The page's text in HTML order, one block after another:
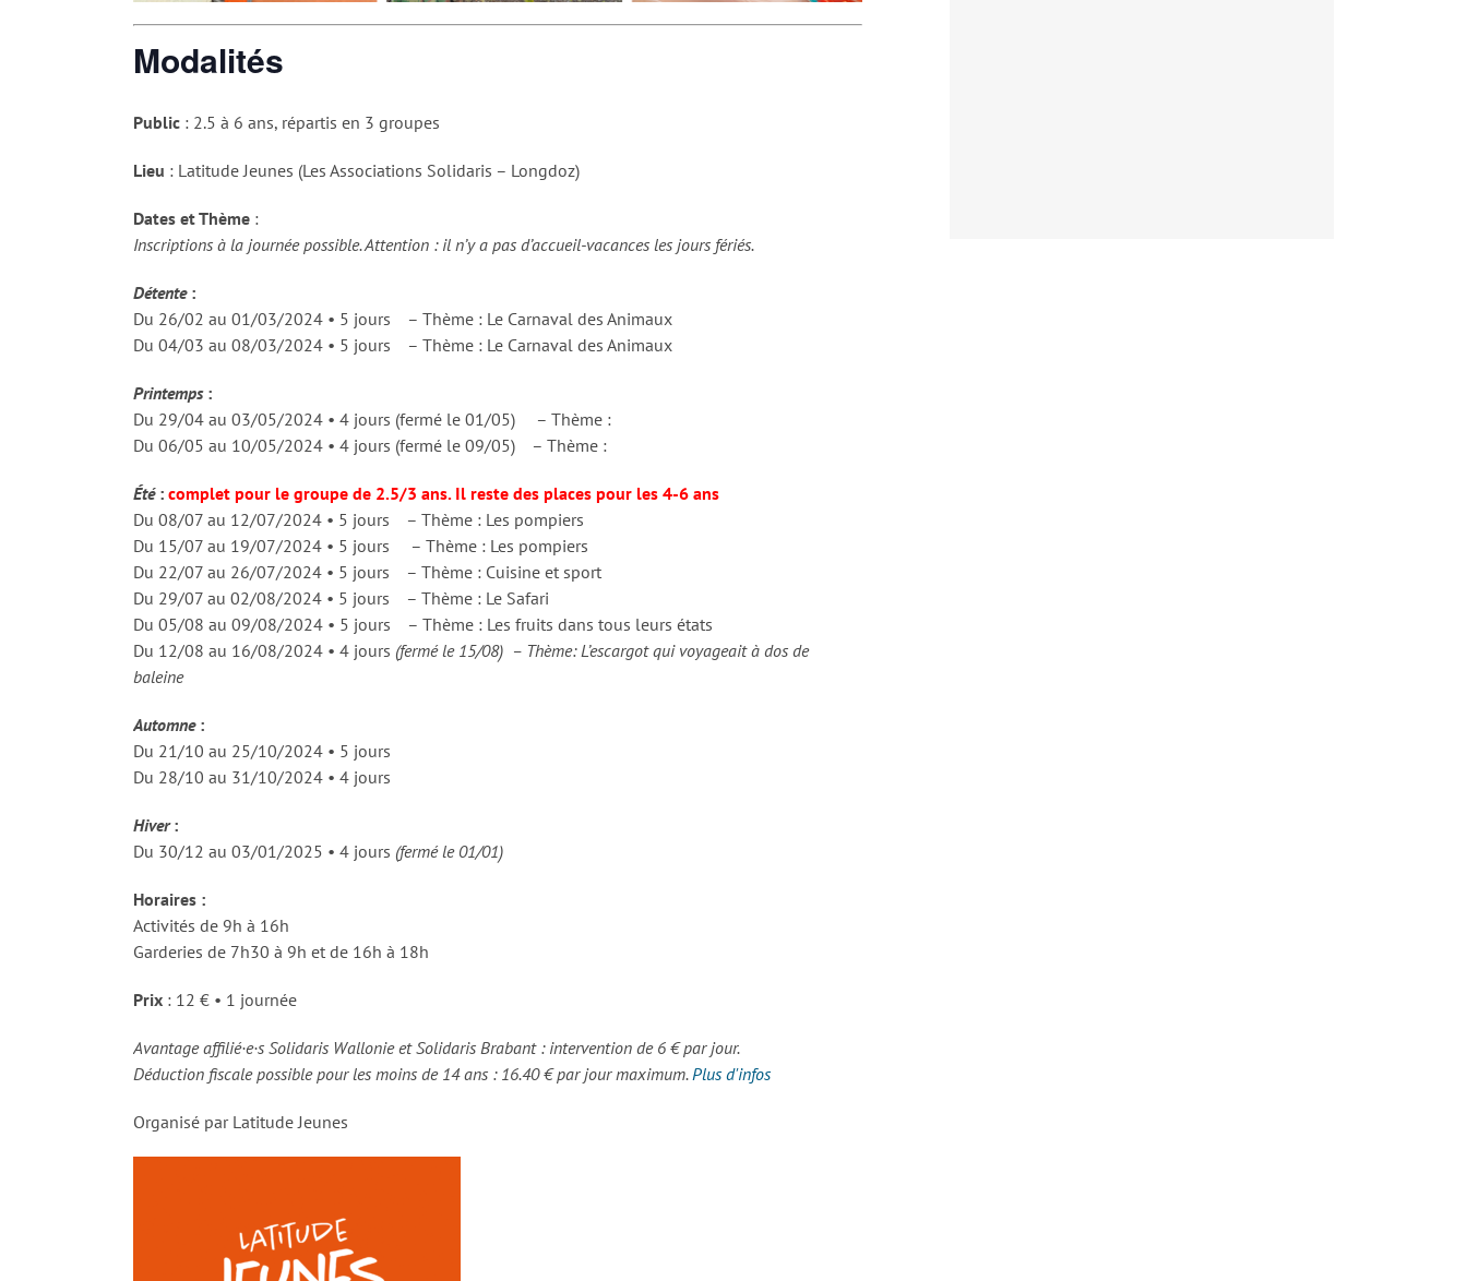
Modalités
Public : 2.5 à 6 ans, répartis en 3 groupes
Lieu : Latitude Jeunes (Les Associations Solidaris – Longdoz)
Dates et Thème :
Inscriptions à la journée possible. Attention : il n’y a pas d’accueil-vacances les jours fériés.
Détente:
Du 26/02 au 01/03/2024 • 5 jours – Thème : Le Carnaval des Animaux
Du 04/03 au 08/03/2024 • 5 jours – Thème : Le Carnaval des Animaux
Printemps:
Du 29/04 au 03/05/2024 • 4 jours (fermé le 01/05) – Thème :
Du 06/05 au 10/05/2024 • 4 jours (fermé le 09/05) – Thème :
Été: complet pour le groupe de 2.5/3 ans. Il reste des places pour les 4-6 ans
Du 08/07 au 12/07/2024 • 5 jours – Thème : Les pompiers
Du 15/07 au 19/07/2024 • 5 jours – Thème : Les pompiers
Du 22/07 au 26/07/2024 • 5 jours – Thème : Cuisine et sport
Du 29/07 au 02/08/2024 • 5 jours – Thème : Le Safari
Du 05/08 au 09/08/2024 • 5 jours – Thème : Les fruits dans tous leurs états
Du 12/08 au 16/08/2024 • 4 jours (fermé le 15/08) – Thème: L’escargot qui voyageait à dos de
baleine
Automne:
Du 21/10 au 25/10/2024 • 5 jours
Du 28/10 au 31/10/2024 • 4 jours
Hiver:
Du 30/12 au 03/01/2025 • 4 jours (fermé le 01/01)
Horaires :
Activités de 9h à 16h
Garderies de 7h30 à 9h et de 16h à 18h
Prix : 12 € • 1 journée
Avantage affilié·e·s Solidaris Wallonie et Solidaris Brabant : intervention de 6 € par jour.
Déduction fiscale possible pour les moins de 14 ans : 16.40 € par jour maximum. Plus d'infos
Organisé par Latitude Jeunes